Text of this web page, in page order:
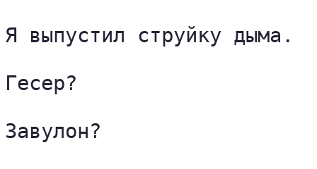
Я выпустил струйку дыма.
Гесер?
Завулон?